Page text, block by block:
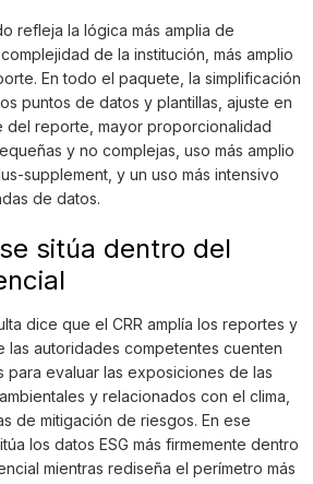
refleja la lógica más amplia de
de la institución, más amplio
En todo el paquete, la simplificación
puntos de datos y plantillas, ajuste en
del reporte, mayor proporcionalidad
y no complejas, uso más amplio
supplement, y un uso más intensivo
de datos.
sitúa dentro del
dice que el CRR amplía los reportes y
las autoridades competentes cuenten
para evaluar las exposiciones de las
y relacionados con el clima,
de mitigación de riesgos. En ese
los datos ESG más firmemente dentro
mientras rediseña el perímetro más